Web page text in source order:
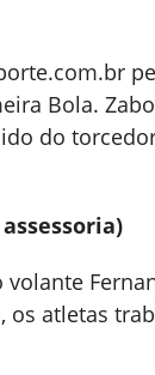
Bola.
do
os atletas